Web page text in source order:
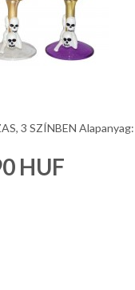
3 SZÍNBEN
HUF